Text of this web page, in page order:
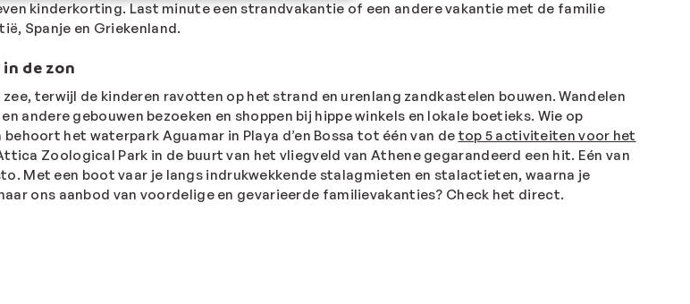
kinderkorting. Last minute een strandvakantie of een andere vakantie met de familie
Spanje en Griekenland.
de zon
terwijl de kinderen ravotten op het strand en urenlang zandkastelen bouwen. Wandelen
andere gebouwen bezoeken en shoppen bij hippe winkels en lokale boetieks. Wie op
het waterpark Aguamar in Playa d’en Bossa tot één van de top 5 activiteiten voor het
Zoological Park in de buurt van het vliegveld van Athene gegarandeerd een hit. Eén van
Met een boot vaar je langs indrukwekkende stalagmieten en stalactieten, waarna je
ons aanbod van voordelige en gevarieerde familievakanties? Check het direct.